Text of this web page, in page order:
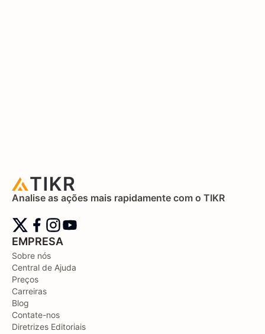
Analise as ações mais rapidamente com o TIKR
EMPRESA
Sobre nós
Central de Ajuda
Preços
Carreiras
Blog
Contate-nos
Diretrizes Editoriais